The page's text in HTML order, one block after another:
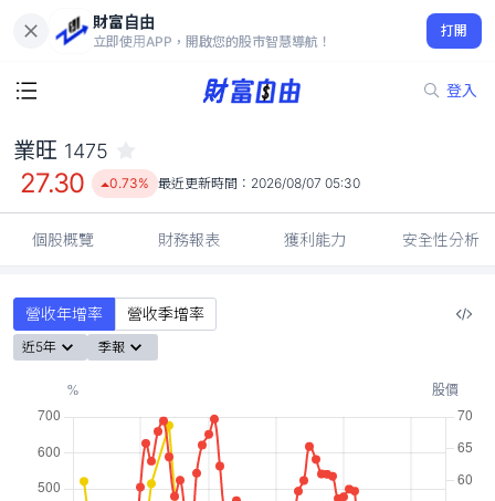
財富自由
立即使用APP，開啟您的股市智慧導航！
打開
登入
27.30
0.73%
業旺 1475
27.30 0.73% 最近更新時間： 2026/08/07 05:30
個股概覽 財務報表 獲利能力 安全性分析
營收年增率 營收季增率
近5年 季報